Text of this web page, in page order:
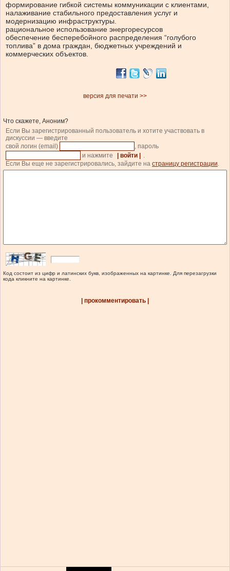
формирование гибкой системы коммуникации с клиентами,
налаживание стабильного предоставления услуг и
модернизацию инфраструктуры.
рациональное использование энергоресурсов
обеспечение бесперебойного распределения “голубого
топлива” в дома граждан, бюджетных учреждений и
коммерческих объектов.
версия для печати >>
Что скажете, Аноним?
Если Вы зарегистрированный пользователь и хотите участвовать в
дискуссии — введите
свой логин (email)
, пароль
и нажмите
| войти |
.
Если Вы еще не зарегистрировались, зайдите на страницу регистрации.
Код состоит из цифр и латинских букв, изображенных на картинке. Для перезагрузки
кода кликните на картинке.
| прокомментировать |